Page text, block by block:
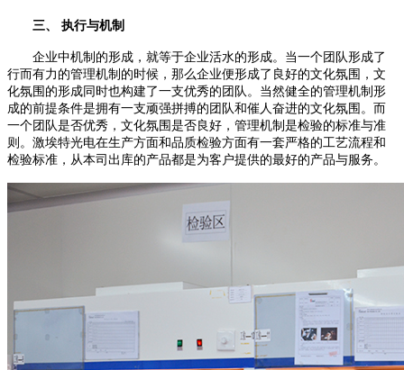
三、 执行与机制
企业中机制的形成，就等于企业活水的形成。当一个团队形成了
行而有力的管理机制的时候，那么企业便形成了良好的文化氛围，文
化氛围的形成同时也构建了一支优秀的团队。当然健全的管理机制形
成的前提条件是拥有一支顽强拼搏的团队和催人奋进的文化氛围。而
一个团队是否优秀，文化氛围是否良好，管理机制是检验的标准与准
则。激埃特光电在生产方面和品质检验方面有一套严格的工艺流程和
检验标准，从本司出库的产品都是为客户提供的最好的产品与服务。